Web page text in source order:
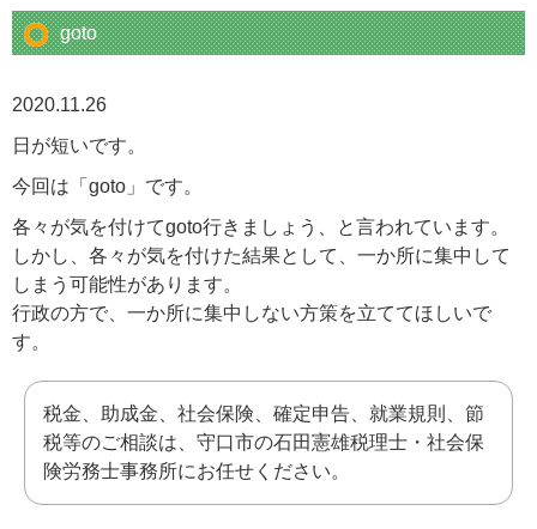
goto
2020.11.26
日が短いです。
今回は「goto」です。
各々が気を付けてgoto行きましょう、と言われています。
しかし、各々が気を付けた結果として、一か所に集中して
しまう可能性があります。
行政の方で、一か所に集中しない方策を立ててほしいで
す。
税金、助成金、社会保険、確定申告、就業規則、節
税等のご相談は、守口市の石田憲雄税理士・社会保
険労務士事務所にお任せください。